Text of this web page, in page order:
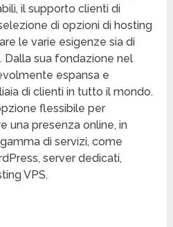
il supporto clienti di
di opzioni di hosting
le varie esigenze sia di
Dalla sua fondazione nel
espansa e
di clienti in tutto il mondo.
flessibile per
una presenza online, in
di servizi, come
server dedicati,
VPS.